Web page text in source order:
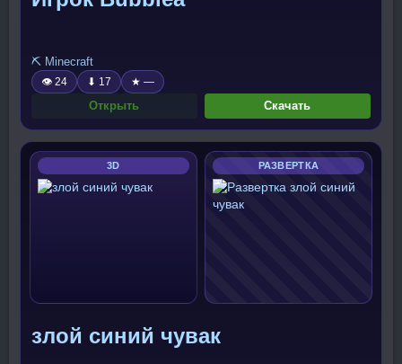
⛏️ Minecraft
👁 24 ⬇ 17 ★ —
Открыть Скачать
3D РАЗВЕРТКА
злой синий чувак